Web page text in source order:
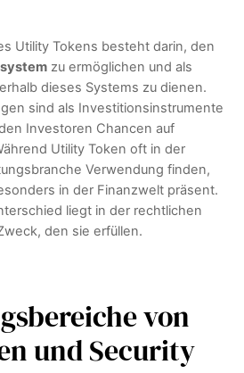
Utility Tokens besteht darin, den
zu ermöglichen und als
dieses Systems zu dienen.
sind als Investitionsinstrumente
Investoren Chancen auf
Utility Token oft in der
Verwendung finden,
in der Finanzwelt präsent.
liegt in der rechtlichen
den sie erfüllen.
von
und Security